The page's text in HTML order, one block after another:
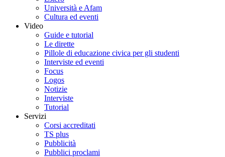
Università e Afam
Cultura ed eventi
Video
Guide e tutorial
Le dirette
Pillole di educazione civica per gli studenti
Interviste ed eventi
Focus
Logos
Notizie
Interviste
Tutorial
Servizi
Corsi accreditati
TS plus
Pubblicità
Pubblici proclami